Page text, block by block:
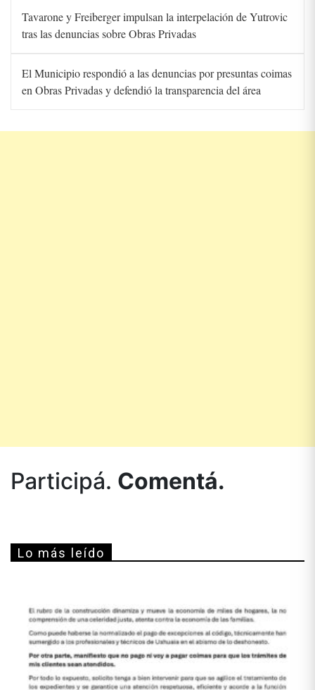
Tavarone y Freiberger impulsan la interpelación de Yutrovic
tras las denuncias sobre Obras Privadas
El Municipio respondió a las denuncias por presuntas coimas
en Obras Privadas y defendió la transparencia del área
Participá. Comentá.
Lo más leído